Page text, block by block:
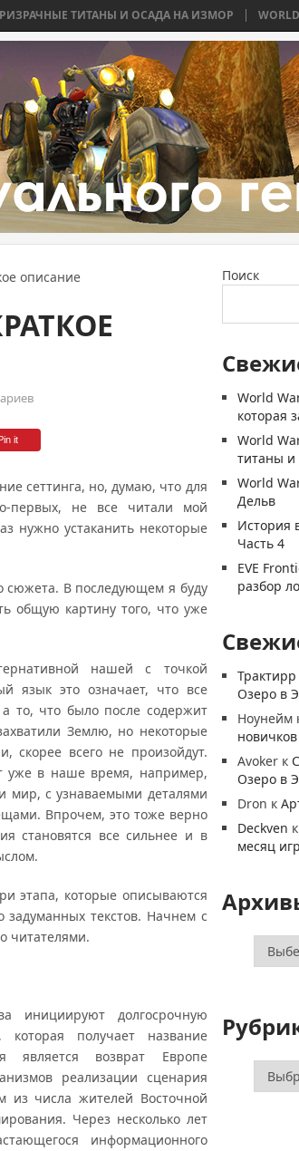
И ОСАДА НА ИЗМОР WORLD WAR BEE 2.
описание
it
сеттинга, но, думаю, что для
первых, не все читали мой
нужно устаканить некоторые
сюжета. В последующем я буду
общую картину того, что уже
нашей с точкой
язык это означает, что все
то, что было после содержит
Землю, но некоторые
скорее всего не произойдут.
уже в наше время, например,
мир, с узнаваемыми деталями
Впрочем, это тоже верно
становятся все сильнее и в
этапа, которые описываются
текстов. Начнем с
читателями.
инициируют долгосрочную
получает название
является возврат Европе
реализации сценария
из числа жителей Восточной
Через несколько лет
информационного
Поиск
World
которая
World
титаны и
World
Дельв
История
Часть 4
EVE
разбор
Трактирр
Озеро в
Ноунейм
Avoker к
Озеро в
Dron к
Deckven
месяц
Архивы
Рубрики